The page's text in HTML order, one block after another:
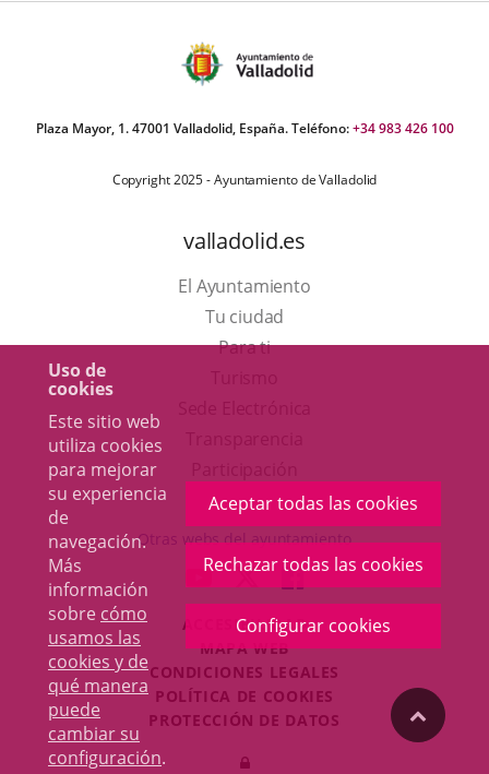
Uso de
cookies
Este sitio web
utiliza cookies
para mejorar
su experiencia
de
navegación.
Más
información
sobre cómo
usamos las
cookies y de
qué manera
puede
cambiar su
configuración.
Aceptar todas las cookies
Rechazar todas las cookies
Configurar cookies
Plaza Mayor, 1. 47001 Valladolid, España. Teléfono:+34 983 426 100
Copyright 2025 - Ayuntamiento de Valladolid
valladolid.es
El Ayuntamiento
Tu ciudad
Para ti
en
una
ventana
nueva.
aplicación
externa.
Otras webs del ayuntamiento
ENLACE
A
UNA
APLICACIÓN
EXTERNA.
ENLACE
A
UNA
APLICACIÓN
EXTERNA.
ENLACE
A
UNA
EXTERNA.
ACCESIBILIDAD
MAPA WEB
CONDICIONES LEGALES
POLÍTICA DE COOKIES
PROTECCIÓN DE DATOS
Iniciar
"Volver